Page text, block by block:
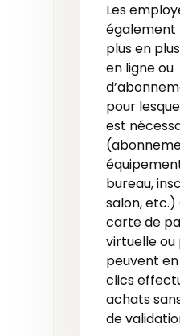
Les
également
plus en
en ligne ou
pour
est
bureau,
salon,
carte de
virtuelle ou
peuvent
clics
achats
de